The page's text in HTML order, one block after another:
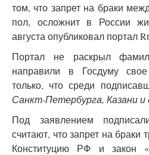
том, что запрет на браки
пол, осложнит в России
августа опубликовал портал
Портал не раскрыл
направили в Госдуму
только, что среди
Санкт-Петербурга, Казани и
Под заявлением
считают, что запрет на браки
Конституцию РФ и закон